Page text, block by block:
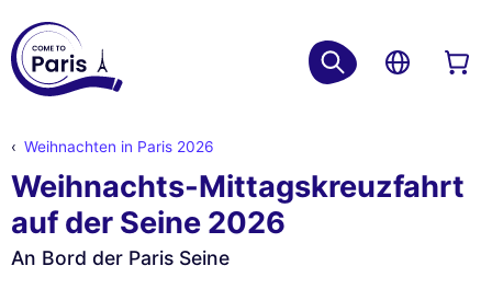
Weihnachten in Paris 2026
Weihnachts-Mittagskreuzfahrt
auf der Seine 2026
An Bord der Paris Seine